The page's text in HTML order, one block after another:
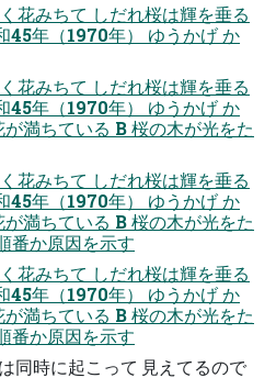
花みちて しだれ桜は輝を垂る
45年（1970年） ゆうかげ か
花みちて しだれ桜は輝を垂る
45年（1970年） ゆうかげ か
満ちている B 桜の木が光をた
花みちて しだれ桜は輝を垂る
45年（1970年） ゆうかげ か
満ちている B 桜の木が光をた
番か原因を示す
花みちて しだれ桜は輝を垂る
45年（1970年） ゆうかげ か
満ちている B 桜の木が光をた
番か原因を示す
同時に起こって 見えてるので